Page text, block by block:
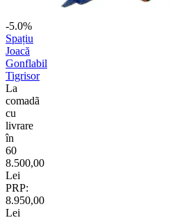
-5.0%
Spațiu
Joacă
Gonflabil
Tigrisor
La
comadã
cu
livrare
în
60
8.500,00
Lei
PRP:
8.950,00
Lei